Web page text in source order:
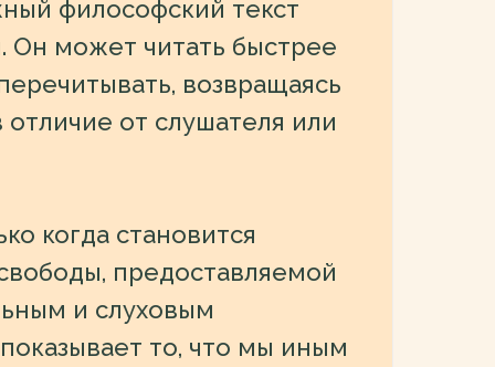
философский текст
Он может читать быстрее
возвращаясь
отличие от слушателя или
когда становится
предоставляемой
и слуховым
то, что мы иным